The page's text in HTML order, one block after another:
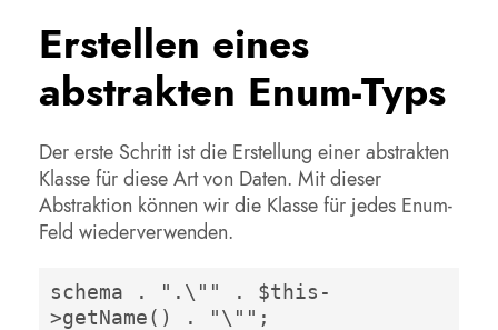
Erstellen eines
abstrakten Enum-Typs
Der erste Schritt ist die Erstellung einer abstrakten
Klasse für diese Art von Daten. Mit dieser
Abstraktion können wir die Klasse für jedes Enum-
Feld wiederverwenden.
schema . ".\"" . $this-
>getName() . "\"";